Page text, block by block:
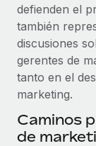
defienden el
también
discusiones
gerentes de
tanto en el
marketing.
Caminos
de